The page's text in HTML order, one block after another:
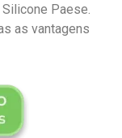
Paese.
as vantagens